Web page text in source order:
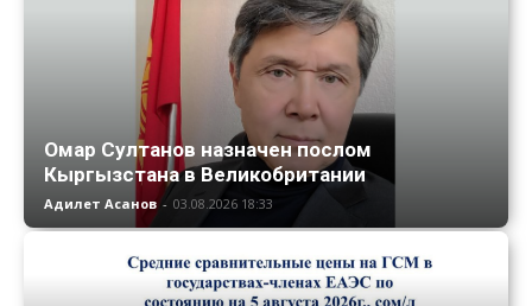
Омар Султанов назначен послом
Кыргызстана в Великобритании
Адилет Асанов - 03.08.2026 18:33